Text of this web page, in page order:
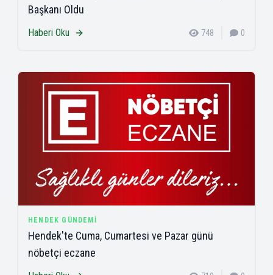
Başkanı Oldu
Haberi Oku 748 0
HENDEK GÜNDEMI
Hendek'te Cuma, Cumartesi ve Pazar günü
nöbetçi eczane